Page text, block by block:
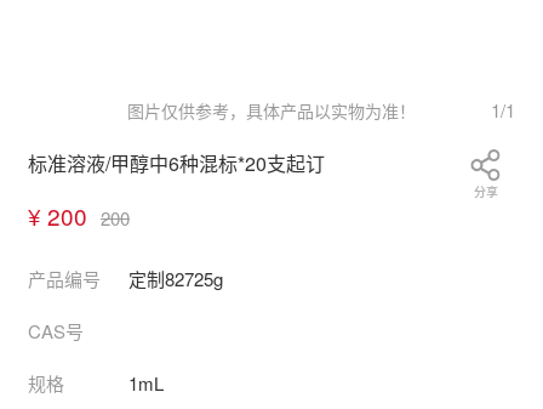
图片仅供参考，具体产品以实物为准！ 1/1
标准溶液/甲醇中6种混标*20支起订
¥ 200 200
分享
产品编号 定制82725g
CAS号
规格 1mL